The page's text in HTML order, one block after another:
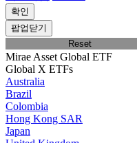
확인
팝업닫기
Reset
Mirae Asset Global ETF
Global X ETFs
Australia
Brazil
Colombia
Hong Kong SAR
Japan